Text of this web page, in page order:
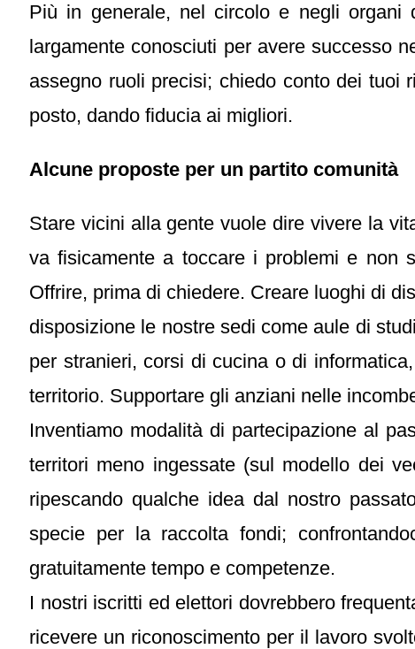
Più in generale, nel circolo e negli organi
largamente conosciuti per avere successo
assegno ruoli precisi; chiedo conto dei
posto, dando fiducia ai migliori.
Alcune proposte per un partito comunità
Stare vicini alla gente vuole dire vivere la
va fisicamente a toccare i problemi e non
Offrire, prima di chiedere. Creare luoghi di
disposizione le nostre sedi come aule di
per stranieri, corsi di cucina o di
territorio. Supportare gli anziani nelle
Inventiamo modalità di partecipazione al
territori meno ingessate (sul modello dei
ripescando qualche idea dal nostro
specie per la raccolta fondi;
gratuitamente tempo e competenze.
I nostri iscritti ed elettori dovrebbero
ricevere un riconoscimento per il lavoro